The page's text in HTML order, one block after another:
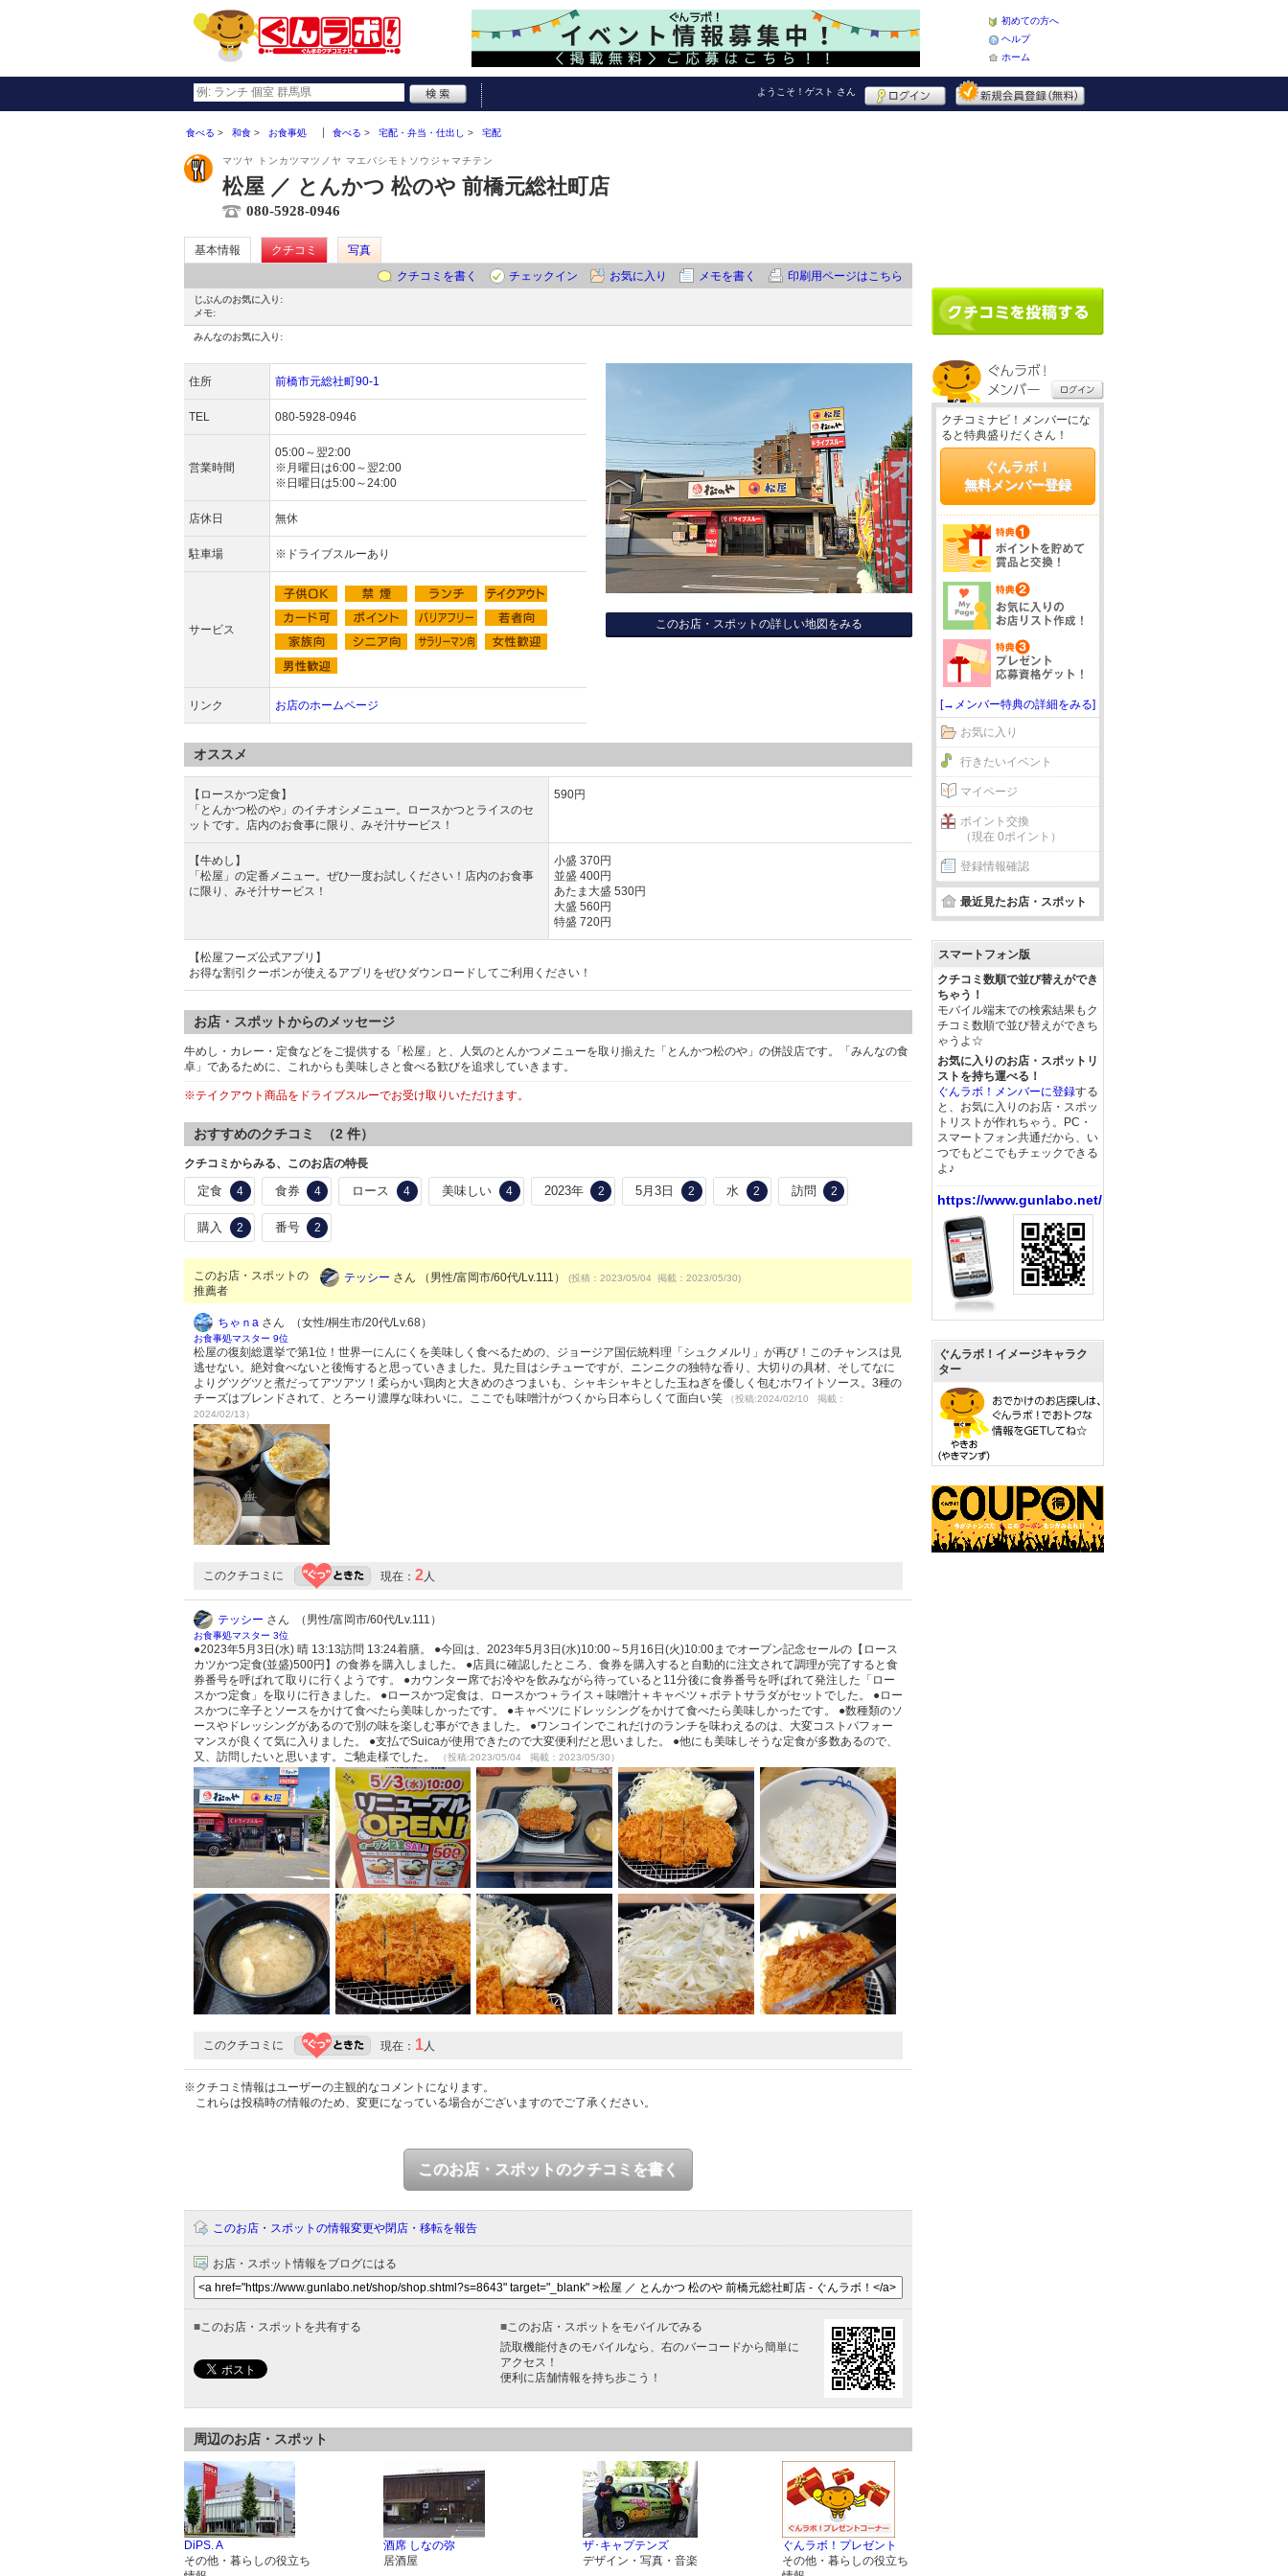
初めての方へ
ヘルプ
ホーム
ようこそ！ ゲスト さん
食べる 和食 お食事処 食べる 宅配・弁当・仕出し 宅配
マツヤ トンカツマツノヤ マエバシモトソウジャマチテン
松屋 ／ とんかつ 松のや 前橋元総社町店
080-5928-0946
基本情報 クチコミ
写真
クチコミを書く
チェックイン お気に入り メモを書く 印刷用ページはこちら
じぶんのお気に入り:
メモ:
みんなのお気に入り:
住所 前橋市元総社町90-1
TEL 080-5928-0946
営業時間
05:00～翌2:00
※月曜日は6:00～翌2:00
※日曜日は5:00～24:00
店休日 無休
駐車場 ※ドライブスルーあり
サービス
リンク お店のホームページ
このお店・スポットの詳しい地図をみる
オススメ
【ロースかつ定食】
「とんかつ松のや」のイチオシメニュー。ロースかつとライスのセ
ットです。店内のお食事に限り、みそ汁サービス！
590円
【牛めし】
「松屋」の定番メニュー。ぜひ一度お試しください！店内のお食事
に限り、みそ汁サービス！
小盛 370円
並盛 400円
あたま大盛 530円
大盛 560円
特盛 720円
【松屋フーズ公式アプリ】
お得な割引クーポンが使えるアプリをぜひダウンロードしてご利用ください！
お店・スポットからのメッセージ
牛めし・カレー・定食などをご提供する「松屋」と、人気のとんかつメニューを取り揃えた「とんかつ松のや」の併設店です。「みんなの食
卓」であるために、これからも美味しさと食べる歓びを追求していきます。
※テイクアウト商品をドライブスルーでお受け取りいただけます。
おすすめのクチコミ （2 件）
クチコミからみる、このお店の特長
定食 4 食券 4 ロース 4 美味しい 4 2023年 2 5月3日 2 水 2 訪問 2
購入 2 番号 2
このお店・スポットの
推薦者
テッシー さん （男性/富岡市/60代/Lv.111） (投稿：2023/05/04 掲載：2023/05/30)
ちゃｎa さん （女性/桐生市/20代/Lv.68）
お食事処マスター 9位
松屋の復刻総選挙で第1位！世界一にんにくを美味しく食べるための、ジョージア国伝統料理「シュクメルリ」が再び！このチャンスは見
逃せない。絶対食べないと後悔すると思っていきました。見た目はシチューですが、ニンニクの独特な香り、大切りの具材、そしてなに
よりグツグツと煮だってアツアツ！柔らかい鶏肉と大きめのさつまいも、シャキシャキとした玉ねぎを優しく包むホワイトソース。3種の
チーズはブレンドされて、とろーり濃厚な味わいに。ここでも味噌汁がつくから日本らしくて面白い笑
（投稿:2024/02/10 掲載：
2024/02/13）
このクチコミに 現在： 2人
テッシー さん （男性/富岡市/60代/Lv.111）
お食事処マスター 3位
●2023年5月3日(水) 晴 13:13訪問 13:24着膳。 ●今回は、2023年5月3日(水)10:00～5月16日(火)10:00までオープン記念セールの【ロース
カツかつ定食(並盛)500円】の食券を購入しました。 ●店員に確認したところ、食券を購入すると自動的に注文されて調理が完了すると食
券番号を呼ばれて取りに行くようです。 ●カウンター席でお冷やを飲みながら待っていると11分後に食券番号を呼ばれて発注した「ロー
スかつ定食」を取りに行きました。 ●ロースかつ定食は、ロースかつ＋ライス＋味噌汁＋キャベツ＋ポテトサラダがセットでした。 ●ロー
スかつに辛子とソースをかけて食べたら美味しかったです。 ●キャベツにドレッシングをかけて食べたら美味しかったです。 ●数種類のソ
ースやドレッシングがあるので別の味を楽しむ事ができました。 ●ワンコインでこれだけのランチを味わえるのは、大変コストパフォー
マンスが良くて気に入りました。 ●支払でSuicaが使用できたので大変便利だと思いました。 ●他にも美味しそうな定食が多数あるので、
又、訪問したいと思います。ご馳走様でした。
（投稿:2023/05/04 掲載：2023/05/30）
このクチコミに 現在： 1人
※クチコミ情報はユーザーの主観的なコメントになります。
これらは投稿時の情報のため、変更になっている場合がございますのでご了承ください。
このお店・スポットのクチコミを書く
このお店・スポットの情報変更や閉店・移転を報告
お店・スポット情報をブログにはる
■このお店・スポットを共有する ■このお店・スポットをモバイルでみる
読取機能付きのモバイルなら、右のバーコードから簡単に
アクセス！
便利に店舗情報を持ち歩こう！
周辺のお店・スポット
DiPS. A
その他・暮らしの役立ち
酒席 しなの弥
居酒屋
ザ･キャプテンズ
デザイン・写真・音楽
ぐんラボ！プレゼント
その他・暮らしの役立ち
クチコミナビ！メンバーにな
ると特典盛りだくさん！
ぐんラボ！
無料メンバー登録
[→メンバー特典の詳細をみる]
お気に入り
行きたいイベント
マイページ
ポイント交換
（現在 0ポイント）
登録情報確認
最近見たお店・スポット
スマートフォン版
クチコミ数順で並び替えができ
ちゃう！
モバイル端末での検索結果もク
チコミ数順で並び替えができち
ゃうよ☆
お気に入りのお店・スポットリ
ストを持ち運べる！
ぐんラボ！メンバーに登録する
と、お気に入りのお店・スポッ
トリストが作れちゃう。PC・
スマートフォン共通だから、い
つでもどこでもチェックできる
よ♪
https://www.gunlabo.net/
ぐんラボ！イメージキャラク
ター